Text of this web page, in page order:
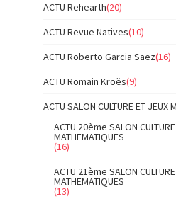
ACTU Rehearth(20)
ACTU Revue Natives(10)
ACTU Roberto Garcia Saez(16)
ACTU Romain Kroës(9)
ACTU SALON CULTURE ET JEUX
ACTU 20ème SALON
MATHEMATIQUES
(16)
ACTU 21ème SALON
MATHEMATIQUES
(13)